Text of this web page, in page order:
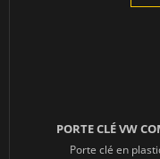
PORTE CLÉ VW
Porte clé en